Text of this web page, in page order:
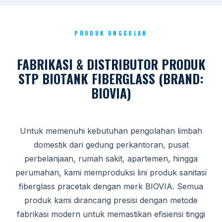
PRODUK UNGGULAN
FABRIKASI & DISTRIBUTOR PRODUK
STP BIOTANK FIBERGLASS (BRAND:
BIOVIA)
Untuk memenuhi kebutuhan pengolahan limbah
domestik dari gedung perkantoran, pusat
perbelanjaan, rumah sakit, apartemen, hingga
perumahan, kami memproduksi lini produk sanitasi
fiberglass pracetak dengan merk BIOVIA. Semua
produk kami dirancang presisi dengan metode
fabrikasi modern untuk memastikan efisiensi tinggi